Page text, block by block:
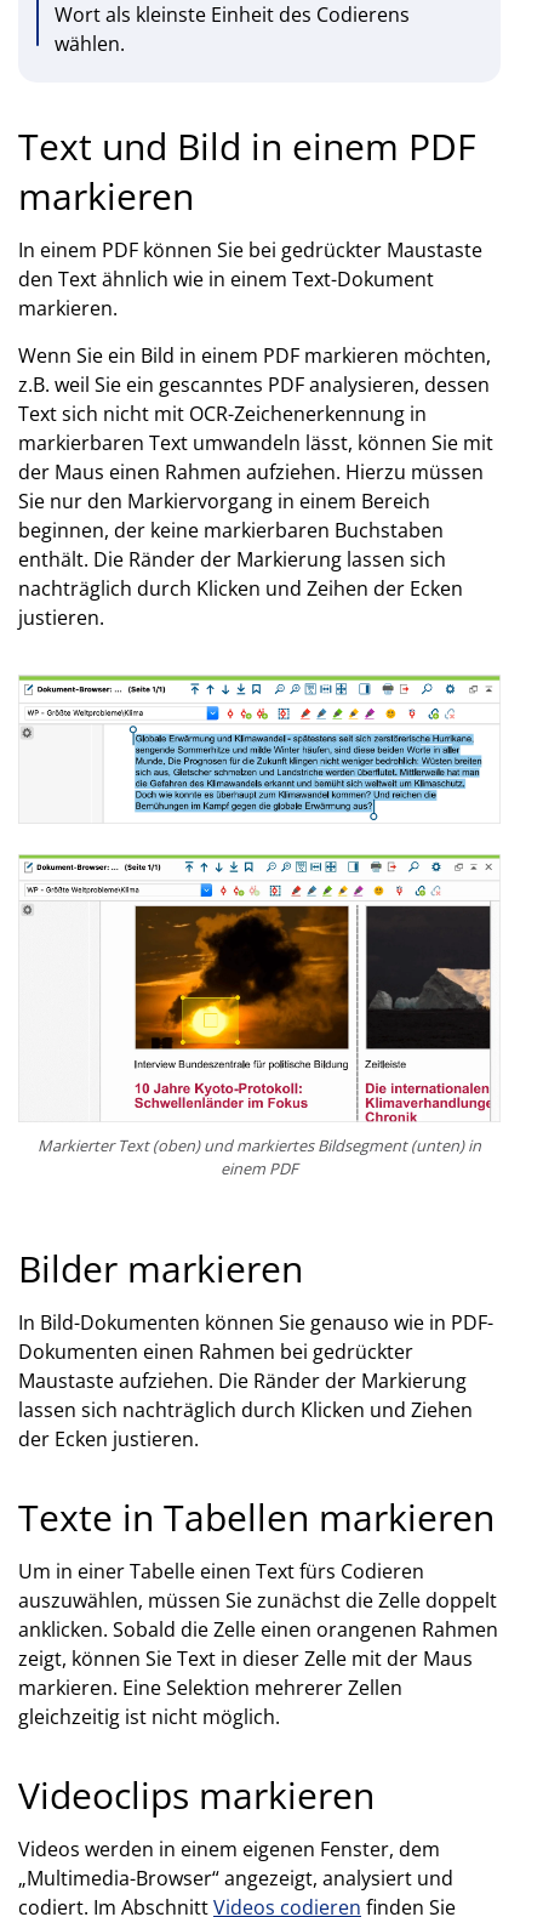
Wort als kleinste Einheit des Codierens
wählen.
Text und Bild in einem PDF
markieren
In einem PDF können Sie bei gedrückter Maustaste
den Text ähnlich wie in einem Text-Dokument
markieren.
Wenn Sie ein Bild in einem PDF markieren möchten,
z.B. weil Sie ein gescanntes PDF analysieren, dessen
Text sich nicht mit OCR-Zeichenerkennung in
markierbaren Text umwandeln lässt, können Sie mit
der Maus einen Rahmen aufziehen. Hierzu müssen
Sie nur den Markiervorgang in einem Bereich
beginnen, der keine markierbaren Buchstaben
enthält. Die Ränder der Markierung lassen sich
nachträglich durch Klicken und Zeihen der Ecken
justieren.
Markierter Text (oben) und markiertes Bildsegment (unten) in
einem PDF
Bilder markieren
In Bild-Dokumenten können Sie genauso wie in PDF-
Dokumenten einen Rahmen bei gedrückter
Maustaste aufziehen. Die Ränder der Markierung
lassen sich nachträglich durch Klicken und Ziehen
der Ecken justieren.
Texte in Tabellen markieren
Um in einer Tabelle einen Text fürs Codieren
auszuwählen, müssen Sie zunächst die Zelle doppelt
anklicken. Sobald die Zelle einen orangenen Rahmen
zeigt, können Sie Text in dieser Zelle mit der Maus
markieren. Eine Selektion mehrerer Zellen
gleichzeitig ist nicht möglich.
Videoclips markieren
Videos werden in einem eigenen Fenster, dem
„Multimedia-Browser“ angezeigt, analysiert und
codiert. Im AbschnittVideos codieren finden Sie